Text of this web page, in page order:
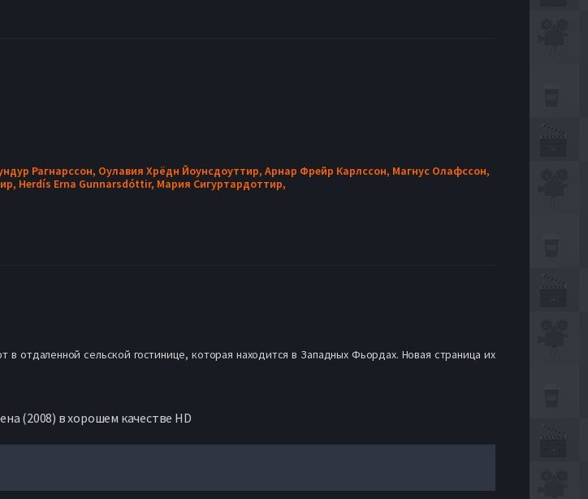
Рагнарссон, Оулавия Хрёдн Йоунсдоуттир, Арнар Фрейр Карлссон, Магнус Олафссон,
Herdís Erna Gunnarsdóttir, Мария Сигуртардоттир,
отдаленной сельской гостинице, которая находится в Западных Фьордах. Новая страница их
(2008) в хорошем качестве HD